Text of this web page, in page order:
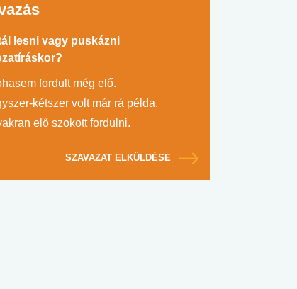
lesni vagy puskázni
fordult még elő.
kétszer volt már rá példa.
elő szokott fordulni.
SZAVAZAT ELKÜLDÉSE